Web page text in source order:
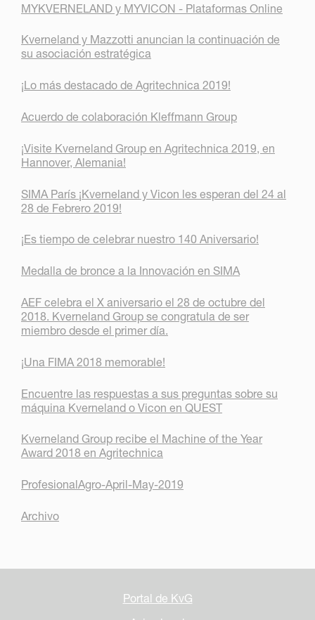
MYKVERNELAND y MYVICON - Plataformas Online
Kverneland y Mazzotti anuncian la continuación de
su asociación estratégica
¡Lo más destacado de Agritechnica 2019!
Acuerdo de colaboración Kleffmann Group
¡Visite Kverneland Group en Agritechnica 2019, en
Hannover, Alemania!
SIMA París ¡Kverneland y Vicon les esperan del 24 al
28 de Febrero 2019!
¡Es tiempo de celebrar nuestro 140 Aniversario!
Medalla de bronce a la Innovación en SIMA
AEF celebra el X aniversario el 28 de octubre del
2018. Kverneland Group se congratula de ser
miembro desde el primer día.
¡Una FIMA 2018 memorable!
Encuentre las respuestas a sus preguntas sobre su
máquina Kverneland o Vicon en QUEST
Kverneland Group recibe el Machine of the Year
Award 2018 en Agritechnica
ProfesionalAgro-April-May-2019
Archivo
Portal de KvG